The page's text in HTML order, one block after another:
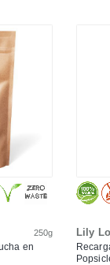
250g
en
Lily